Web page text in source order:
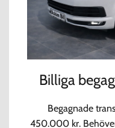
Billiga
Begagnade
450.000 kr.